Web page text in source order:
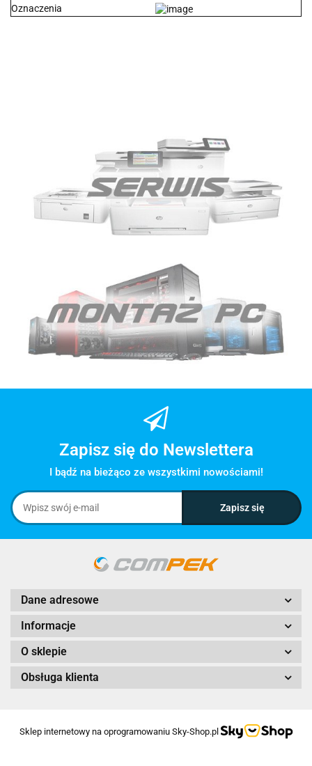
Oznaczenia
Zapisz się do Newslettera
I bądź na bieżąco ze wszystkimi nowościami!
Dane adresowe
Informacje
O sklepie
Obsługa klienta
Sklep internetowy na oprogramowaniu Sky-Shop.pl